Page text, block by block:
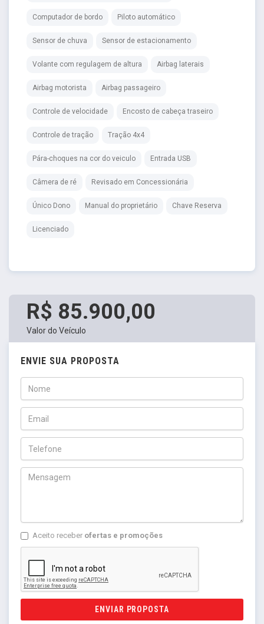
Computador de bordo Piloto automático
Sensor de chuva Sensor de estacionamento
Volante com regulagem de altura Airbag laterais
Airbag motorista Airbag passageiro
Controle de velocidade Encosto de cabeça traseiro
Controle de tração Tração 4x4
Pára-choques na cor do veiculo Entrada USB
Câmera de ré Revisado em Concessionária
Único Dono Manual do proprietário Chave Reserva
Licenciado
R$ 85.900,00
Valor do Veículo
ENVIE SUA PROPOSTA
Aceito receber ofertas e promoções
ENVIAR PROPOSTA